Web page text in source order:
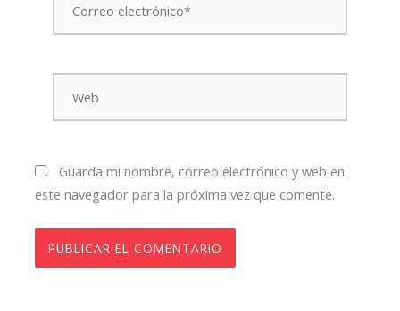
electrónico*
Web
Guarda mi nombre, correo electrónico y web en
este navegador para la próxima vez que comente.